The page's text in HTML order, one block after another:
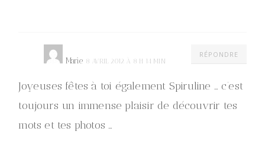
RÉPONDRE
Marie 8 AVRIL 2012 À 8 H 14 MIN
Joyeuses fêtes à toi également Spiruline … c’est
toujours un immense plaisir de découvrir tes
mots et tes photos …